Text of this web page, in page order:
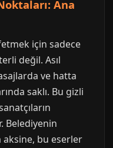
Ana
için sadece
değil. Asıl
ve hatta
saklı. Bu gizli
Belediyenin
bu eserler